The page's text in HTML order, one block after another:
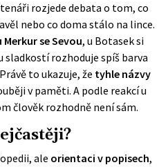
rozjede debata o tom, co
nebo co doma stálo na lince.
se Sevou, u Botasek si
sladkostí rozhoduje spíš barva
to ukazuje, že tyhle názvy
v paměti. A podle reakcí u
člověk rozhodně není sám.
ale orientaci v popisech,